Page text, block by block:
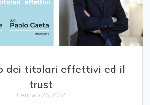
dei titolari effettivi ed il
trust
Gennaio 26, 2022